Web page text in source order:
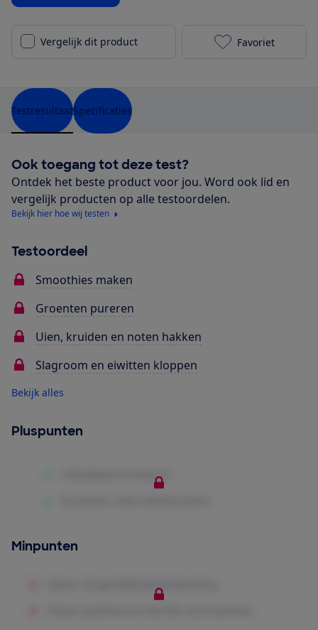
Vergelijk dit product Princess
Favoriet
TestresultaatSpecificaties
Ook toegang tot deze test?
Ontdek het beste product voor jou. Word ook lid en
vergelijk producten op alle testoordelen.
Bekijk hier hoe wij testen
Testoordeel
Smoothies maken
Groenten pureren
Uien, kruiden en noten hakken
Slagroom en eiwitten kloppen
Bekijk alles
Pluspunten
Minpunten